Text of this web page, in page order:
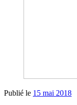
Publié le 15 mai 2018